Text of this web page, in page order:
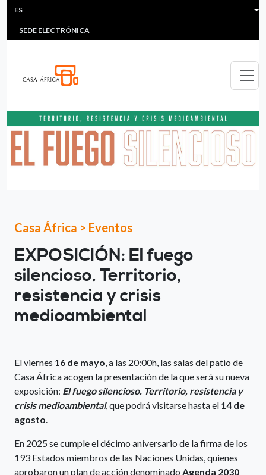
Pasar al contenido principal
HEADER MENU
MULTIMEDIA
SEDE ELECTRÓNICA
ES
Casa África > Eventos
EXPOSICIÓN: El fuego
silencioso. Territorio,
resistencia y crisis
medioambiental
El viernes 16 de mayo, a las 20:00h, las salas del patio de
Casa África acogen la presentación de la que será su nueva
exposición: El fuego silencioso. Territorio, resistencia y
crisis medioambiental, que podrá visitarse hasta el 14 de
agosto.
En 2025 se cumple el décimo aniversario de la firma de los
193 Estados miembros de las Naciones Unidas, quienes
aprobaron un plan de acción denominado Agenda 2030